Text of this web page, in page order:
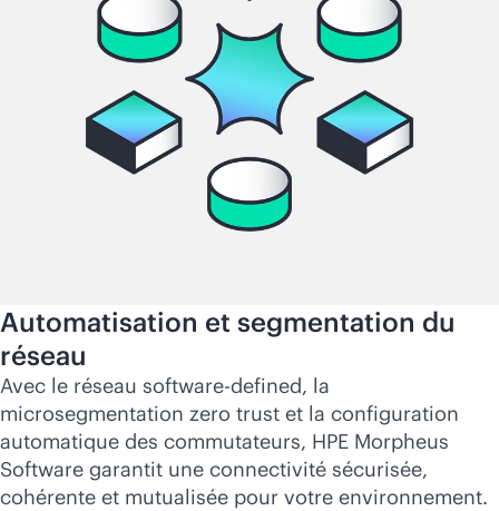
Automatisation et segmentation du
réseau
Avec le réseau software-defined, la
microsegmentation zero trust et la configuration
automatique des commutateurs, HPE Morpheus
Software garantit une connectivité sécurisée,
cohérente et mutualisée pour votre environnement.